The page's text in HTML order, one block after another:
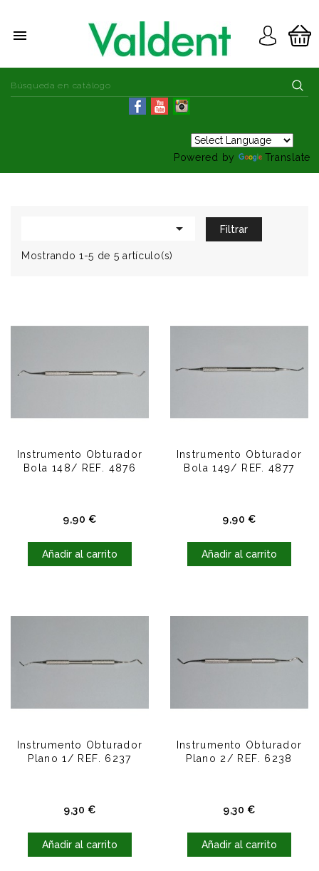

Powered by Translate
 Filtrar
Mostrando 1-5 de 5 artículo(s)
Instrumento Obturador
Bola 148/ REF. 4876
9,90 €Precio
Añadir al carrito
Instrumento Obturador
Bola 149/ REF. 4877
9,90 €Precio
Añadir al carrito
Instrumento Obturador
Plano 1/ REF. 6237
9,30 €Precio
Añadir al carrito
Instrumento Obturador
Plano 2/ REF. 6238
9,30 €Precio
Añadir al carrito